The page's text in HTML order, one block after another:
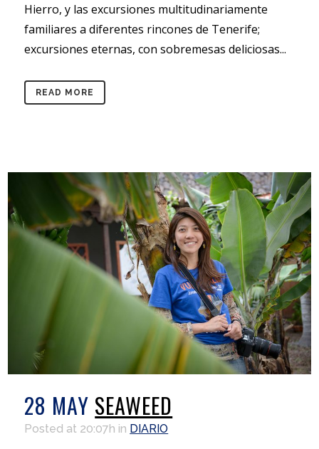
Hierro, y las excursiones multitudinariamente
familiares a diferentes rincones de Tenerife;
excursiones eternas, con sobremesas deliciosas...
READ MORE
28 MAY SEAWEED
Posted at 20:07h in DIARIO